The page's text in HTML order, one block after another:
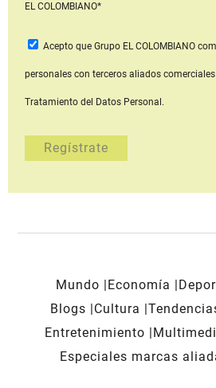
EL COLOMBIANO*
Acepto que Grupo EL COLOMBIANO
personales con terceros aliados comerciales
Tratamiento del Datos Personal.
Mundo Economía
Blogs
Cultura
Entretenimiento
Especiales marcas